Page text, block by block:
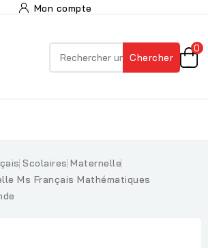
Mon compte
Chercher
0
Scolaires Maternelle
Ms Français Mathématiques